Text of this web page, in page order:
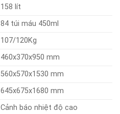
158 lít
84 túi máu 450ml
107/120Kg
460x370x950 mm
560x570x1530 mm
645x675x1680 mm
Cảnh báo nhiệt độ cao